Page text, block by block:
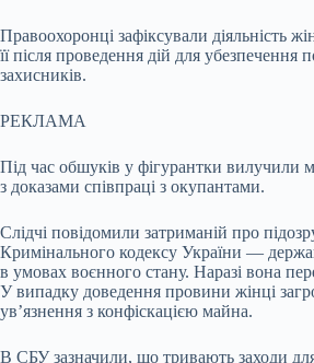
Правоохоронці зафіксували діяльність
її після проведення дій для убезпечення
захисників.
РЕКЛАМА
Під час обшуків у фігурантки вилучили
з доказами співпраці з окупантами.
Слідчі повідомили затриманій про
Кримінального кодексу України —
в умовах воєнного стану. Наразі вона
У випадку доведення провини жінці
ув’язнення з конфіскацією майна.
В СБУ зазначили, що тривають заходи